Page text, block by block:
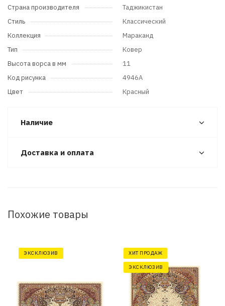
Страна производителя
Таджикистан
Стиль
Классический
Коллекция
Мараканд
Тип
Ковер
Высота ворса в мм
11
Код рисунка
4946A
Цвет
Красный
Наличие
Доставка и оплата
Похожие товары
ЭКСКЛЮЗИВ ХИТ ПРОДАЖ
ЭКСКЛЮЗИВ